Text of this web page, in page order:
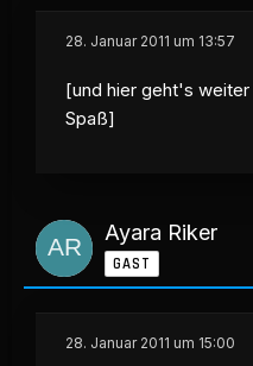
28. Januar 2011 um 13:57
[und hier geht's
Spaß]
Ayara Riker
GAST
28. Januar 2011 um 15:00